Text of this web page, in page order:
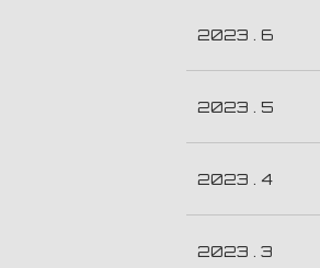
2023 . 6
2023 . 5
2023 . 4
2023 . 3